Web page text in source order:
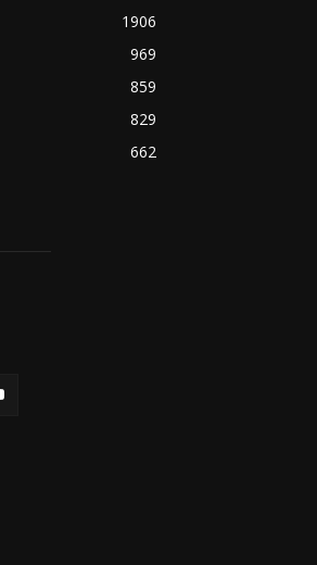
1906
969
859
829
662